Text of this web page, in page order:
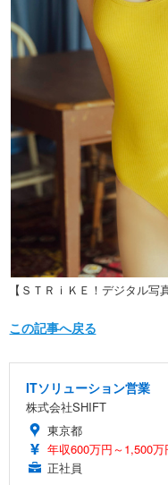
【ＳＴＲｉＫＥ！デジタル
この記事へ戻る
ITソリューション営業
株式会社SHIFT
東京都
年収600万円～1,500万
正社員